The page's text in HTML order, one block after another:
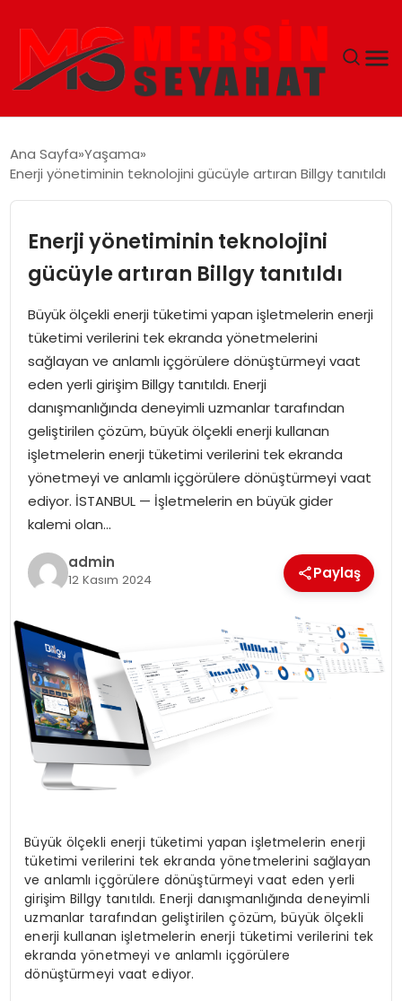
EKONOMI
EĞITIM
TEKNOLOJI
GÜNCEL
Ana Sayfa Yaşama
Enerji yönetiminin teknolojini gücüyle artıran Billgy tanıtıldı
Enerji yönetiminin teknolojini
gücüyle artıran Billgy tanıtıldı
Büyük ölçekli enerji tüketimi yapan işletmelerin enerji
tüketimi verilerini tek ekranda yönetmelerini
sağlayan ve anlamlı içgörülere dönüştürmeyi vaat
eden yerli girişim Billgy tanıtıldı. Enerji
danışmanlığında deneyimli uzmanlar tarafından
geliştirilen çözüm, büyük ölçekli enerji kullanan
işletmelerin enerji tüketimi verilerini tek ekranda
yönetmeyi ve anlamlı içgörülere dönüştürmeyi vaat
ediyor. İSTANBUL — İşletmelerin en büyük gider
kalemi olan…
admin
12 Kasım 2024 Paylaş
Büyük ölçekli enerji tüketimi yapan işletmelerin enerji
tüketimi verilerini tek ekranda yönetmelerini sağlayan
ve anlamlı içgörülere dönüştürmeyi vaat eden yerli
girişim Billgy tanıtıldı. Enerji danışmanlığında deneyimli
uzmanlar tarafından geliştirilen çözüm, büyük ölçekli
enerji kullanan işletmelerin enerji tüketimi verilerini tek
ekranda yönetmeyi ve anlamlı içgörülere
dönüştürmeyi vaat ediyor.